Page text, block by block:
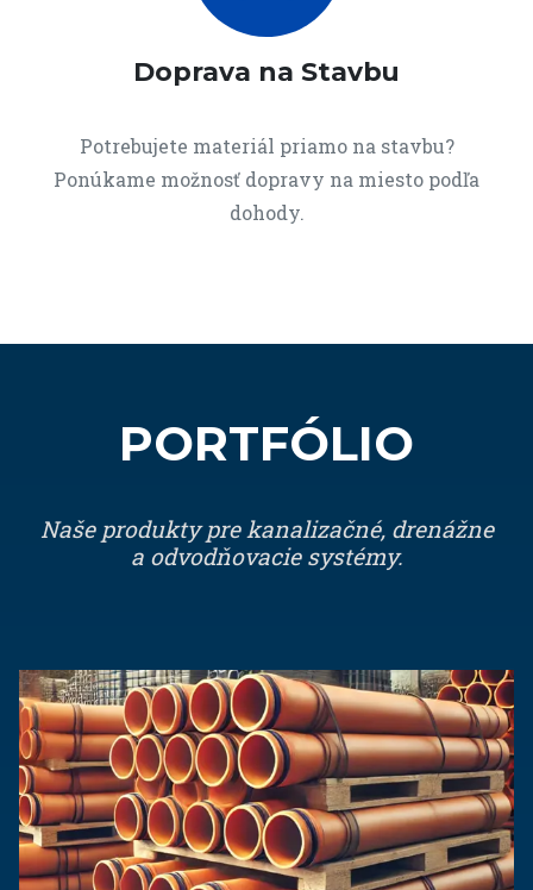
Doprava na Stavbu
Potrebujete materiál priamo na stavbu?
Ponúkame možnosť dopravy na miesto podľa
dohody.
PORTFÓLIO
Naše produkty pre kanalizačné, drenážne
a odvodňovacie systémy.